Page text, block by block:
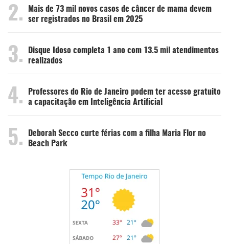
2.
Mais de 73 mil novos casos de câncer de mama devem
ser registrados no Brasil em 2025
3.
Disque Idoso completa 1 ano com 13.5 mil atendimentos
realizados
4.
Professores do Rio de Janeiro podem ter acesso gratuito
a capacitação em Inteligência Artificial
5.
Deborah Secco curte férias com a filha Maria Flor no
Beach Park